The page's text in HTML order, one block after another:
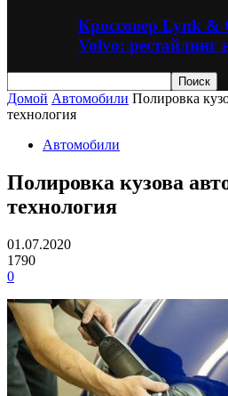
Кроссовер Lynk &
Volvo: рестайлинг
Домой Автомобили Полировка
технология
Автомобили
Полировка кузова
технология
01.07.2020
1790
0